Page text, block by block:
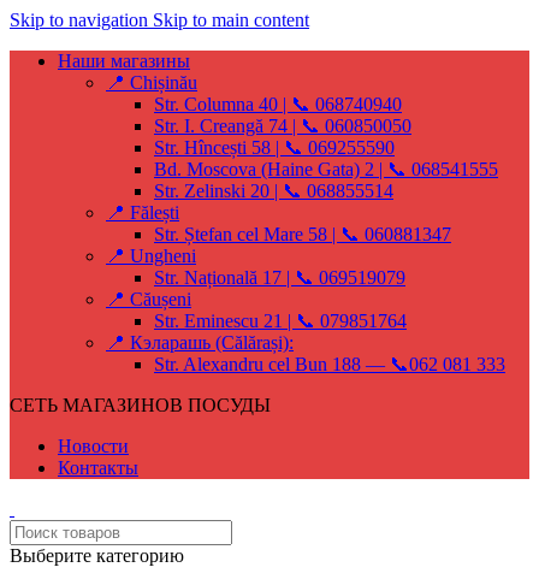
Skip to navigation Skip to main content
Наши магазины
📍 Chișinău
Str. Columna 40 | 📞 068740940
Str. I. Creangă 74 | 📞 060850050
Str. Hîncești 58 | 📞 069255590
Bd. Moscova (Haine Gata) 2 | 📞 068541555
Str. Zelinski 20 | 📞 068855514
📍 Fălești
Str. Ștefan cel Mare 58 | 📞 060881347
📍 Ungheni
Str. Națională 17 | 📞 069519079
📍 Căușeni
Str. Eminescu 21 | 📞 079851764
📍 Кэларашь (Călărași):
Str. Alexandru cel Bun 188 — 📞062 081 333
СЕТЬ МАГАЗИНОВ ПОСУДЫ
Новости
Контакты
Выберите категорию